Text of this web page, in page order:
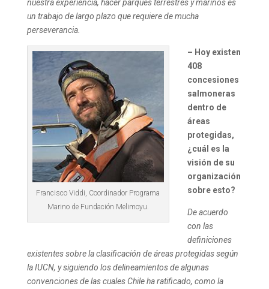
nuestra experiencia, hacer parques terrestres y marinos es
un trabajo de largo plazo que requiere de mucha
perseverancia.
Francisco Viddi, Coordinador Programa
Marino de Fundación Melimoyu.
– Hoy existen
408
concesiones
salmoneras
dentro de
áreas
protegidas,
¿cuál es la
visión de su
organización
sobre esto?
De acuerdo
con las
definiciones
existentes sobre la clasificación de áreas protegidas según
la IUCN, y siguiendo los delineamientos de algunas
convenciones de las cuales Chile ha ratificado, como la